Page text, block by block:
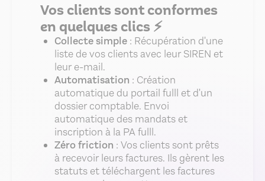
Vos clients sont conformes
en quelques clics ⚡
Collecte simple : Récupération d'une
liste de vos clients avec leur SIREN et
leur e-mail.
Automatisation : Création
automatique du portail fulll et d'un
dossier comptable. Envoi
automatique des mandats et
inscription à la PA fulll.
Zéro friction : Vos clients sont prêts
à recevoir leurs factures. Ils gèrent les
statuts et téléchargent les factures